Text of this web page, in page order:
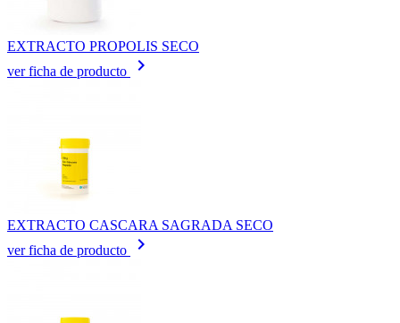
EXTRACTO PROPOLIS SECO
ver ficha de producto
keyboard_arrow_right
EXTRACTO CASCARA SAGRADA SECO
ver ficha de producto
keyboard_arrow_right